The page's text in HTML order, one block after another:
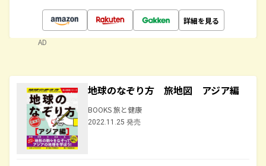
詳細を見る
AD
地球のなぞり方 旅地図 アジア編
BOOKS 旅と健康
2022.11.25 発売